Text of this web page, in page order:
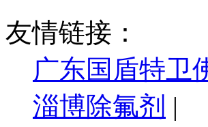
友情链接：
广东国盾特卫
淄博除氟剂 |